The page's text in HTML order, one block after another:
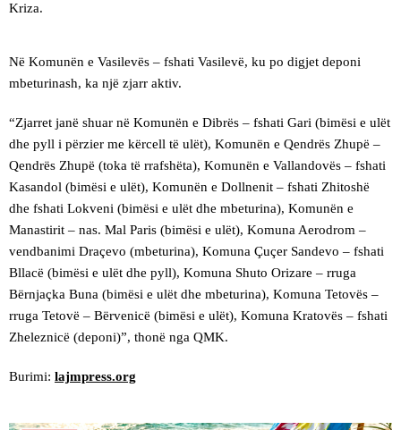
Kriza.
Në Komunën e Vasilevës – fshati Vasilevë, ku po digjet deponi
mbeturinash, ka një zjarr aktiv.
“Zjarret janë shuar në Komunën e Dibrës – fshati Gari (bimësi e ulët
dhe pyll i përzier me kërcell të ulët), Komunën e Qendrës Zhupë –
Qendrës Zhupë (toka të rrafshëta), Komunën e Vallandovës – fshati
Kasandol (bimësi e ulët), Komunën e Dollnenit – fshati Zhitoshë
dhe fshati Lokveni (bimësi e ulët dhe mbeturina), Komunën e
Manastirit – nas. Mal Paris (bimësi e ulët), Komuna Aerodrom –
vendbanimi Draçevo (mbeturina), Komuna Çuçer Sandevo – fshati
Bllacë (bimësi e ulët dhe pyll), Komuna Shuto Orizare – rruga
Bërnjaçka Buna (bimësi e ulët dhe mbeturina), Komuna Tetovës –
rruga Tetovë – Bërvenicë (bimësi e ulët), Komuna Kratovës – fshati
Zheleznicë (deponi)”, thonë nga QMK.
Burimi: lajmpress.org